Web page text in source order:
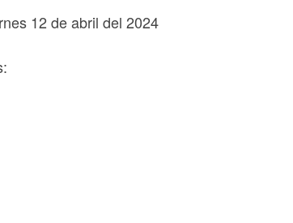
12 de abril del 2024